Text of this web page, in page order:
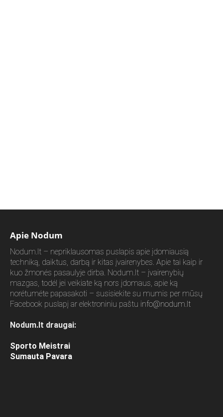
Apie Nodum
Nodum.lt – nepriklausomas puslapis apie įdomiausią
techniką, daiktus, darbą ir kitas įvairenybes. Apie tai kaip ir
kuo žmonės pasaulyje dirba. Nodum.lt – įvairenybių
mazgas, todėl jei veikiate ką nors įdomaus, apie ką
norėtumėte papasakoti – susisiekite su mumis per mūsų
Facebook puslapį ar elektroniniu paštu info@nodum.lt
Nodum.lt draugai:
Sporto Meistrai
Sumauta Pavara